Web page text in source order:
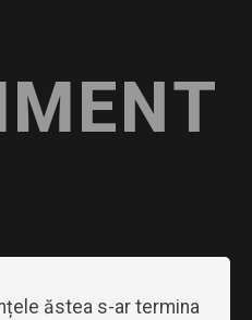
ăstea s-ar termina